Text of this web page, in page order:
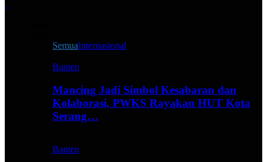
SemuaInternasional
Banten
Mancing Jadi Simbol Kesabaran dan
Kolaborasi, PWKS Rayakan HUT Kota
Serang…
Banten